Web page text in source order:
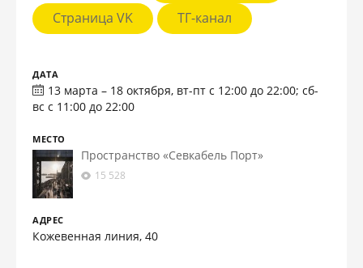
Страница VK
ТГ-канал
ДАТА
13 марта – 18 октября, вт-пт с 12:00 до 22:00; сб-
вс с 11:00 до 22:00
МЕСТО
Пространство «Севкабель Порт»
15 528
АДРЕС
Кожевенная линия, 40